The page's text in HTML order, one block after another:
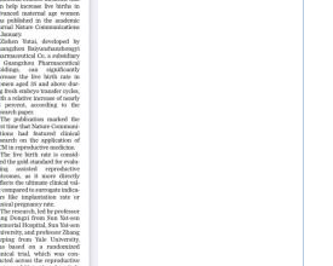
指标数据库（ESI）统计数据，太原理工大学
化学学科凭借卓越的学术影响力和科研产出，
正式进入全球前1‰行列。这是继工程学和材
料科学之后，我校第 3 个跻身全球顶尖阵营
的学科，标志着学校在建设特色鲜明的一流开
放式研究型大学进程中取得了又一标志性成
果。在国际学术坐标系中，我校化学学科展现
出了强劲的竞争位次与发展势头。在本次统计
周期内（2016年1月至2026年2月），全球共
有 2235 个机构进入化学学科前 ...
2026.05.14
我校召开学生工作联席会议
为深入学习贯彻习近平总书记关于教育的重要
论述、关于高校党建与思想政治工作的重要指
示精神，全面落实立德树人根本任务，扎实推
进“三全育人”综合改革，切实把赋能学生成长
2026.05.14